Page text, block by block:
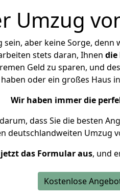
Umzug
aber keine Sorge, denn
stets daran, Ihnen die
Geld zu sparen, und
oder ein großes Haus
Wir haben immer die
dass Sie die besten
deutschlandweiten Umzug
das Formular aus, und
Kostenlose